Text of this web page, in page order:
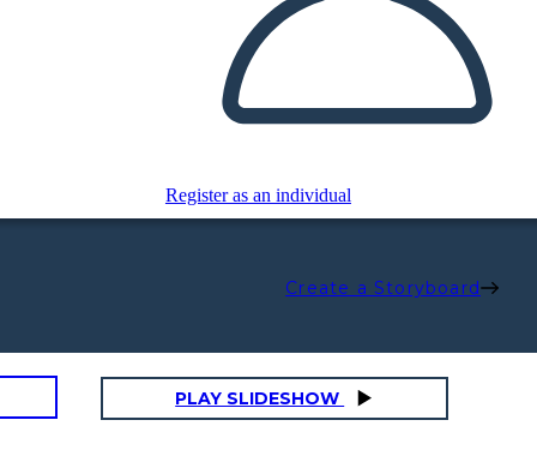
Register as an individual
Create a Storyboard
PLAY SLIDESHOW